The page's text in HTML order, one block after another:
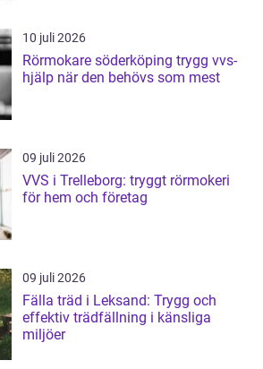
10 juli 2026
Rörmokare söderköping trygg vvs-
hjälp när den behövs som mest
09 juli 2026
VVS i Trelleborg: tryggt rörmokeri
för hem och företag
09 juli 2026
Fälla träd i Leksand: Trygg och
effektiv trädfällning i känsliga
miljöer